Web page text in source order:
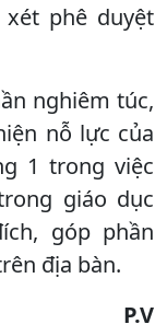
xét phê duyệt
nghiêm túc,
nỗ lực của
1 trong việc
giáo dục
góp phần
địa bàn.
P.V